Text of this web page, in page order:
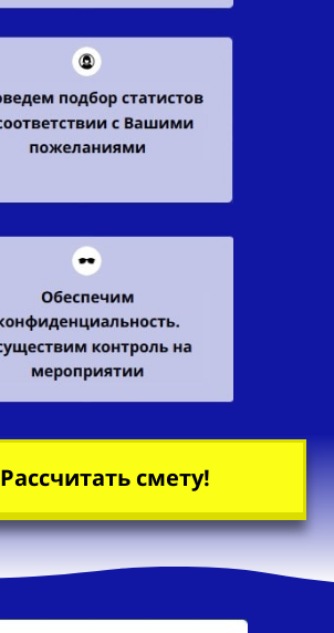
Рассчитать смету!